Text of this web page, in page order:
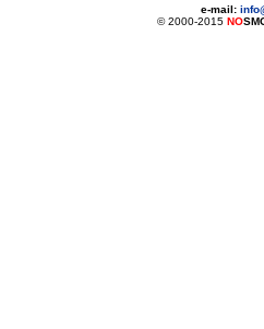
e-mail:
© 2000-2015 NO